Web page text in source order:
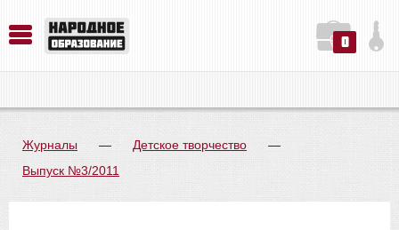
0
Журналы — Детское творчество
—
Выпуск №3/2011